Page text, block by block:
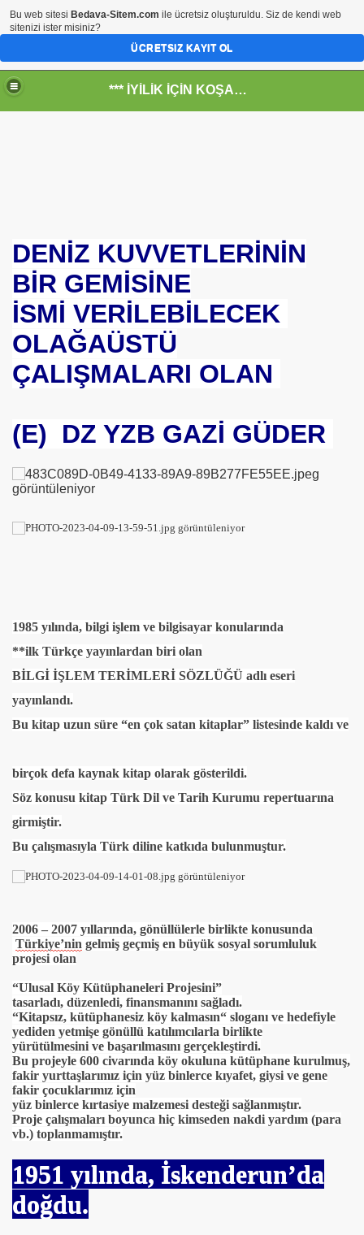
*** İYİLİK İÇİN KOŞANLARIN YERİ***
DENİZ KUVVETLERİNİN
BİR GEMİSİNE
İSMİ VERİLEBİLECEK
OLAĞAÜSTÜ
ÇALIŞMALARI OLAN
(E) DZ YZB GAZİ GÜDER
1985 yılında, bilgi işlem ve bilgisayar konularında
**ilk Türkçe yayınlardan biri olan
BİLGİ İŞLEM TERİMLERİ SÖZLÜĞÜ adlı eseri
yayınlandı.
Bu kitap uzun süre “en çok satan kitaplar” listesinde kaldı ve
birçok defa kaynak kitap olarak gösterildi.
Söz konusu kitap Türk Dil ve Tarih Kurumu repertuarına
girmiştir.
Bu çalışmasıyla Türk diline katkıda bulunmuştur.
2006 – 2007 yıllarında, gönüllülerle birlikte konusunda
Türkiye’nin gelmiş geçmiş en büyük sosyal sorumluluk
projesi olan
“Ulusal Köy Kütüphaneleri Projesini”
tasarladı, düzenledi, finansmanını sağladı.
“Kitapsız, kütüphanesiz köy kalmasın“ sloganı ve hedefiyle
yediden yetmişe gönüllü katılımcılarla birlikte
yürütülmesini ve başarılmasını gerçekleştirdi.
Bu projeyle 600 civarında köy okuluna kütüphane kurulmuş,
fakir yurttaşlarımız için yüz binlerce kıyafet, giysi ve gene
fakir çocuklarımız için
yüz binlerce kırtasiye malzemesi desteği sağlanmıştır.
Proje çalışmaları boyunca hiç kimseden nakdi yardım (para
vb.) toplanmamıştır.
1951 yılında, İskenderun’da
doğdu.
- HİDROJEN ENERJİ MRK *NASIL ENGELLENDİ* !!!
Halal Food
Bu web sitesi Bedava-Sitem.com ile ücretsiz oluşturuldu. Siz de kendi web
sitenizi ister misiniz?
ÜCRETSIZ KAYIT OL